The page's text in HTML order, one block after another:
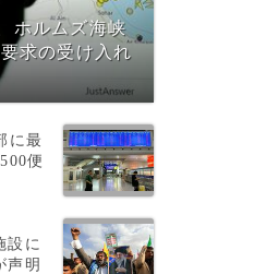
ホルムズ海峡
求の受け入れ
に最
便
設に
声明